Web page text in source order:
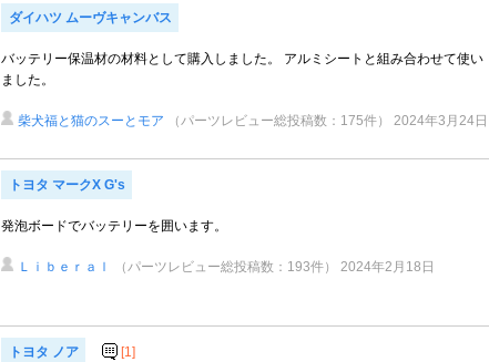
ダイハツ ムーヴキャンバス
バッテリー保温材の材料として購入しました。 アルミシートと組み合わせて使い
ました。
柴犬福と猫のスーとモア （パーツレビュー総投稿数：175件） 2024年3月24日
トヨタ マークX G's
発泡ボードでバッテリーを囲います。
Ｌｉｂｅｒａｌ （パーツレビュー総投稿数：193件） 2024年2月18日
トヨタ ノア [1]